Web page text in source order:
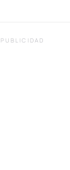
PUBLICIDAD